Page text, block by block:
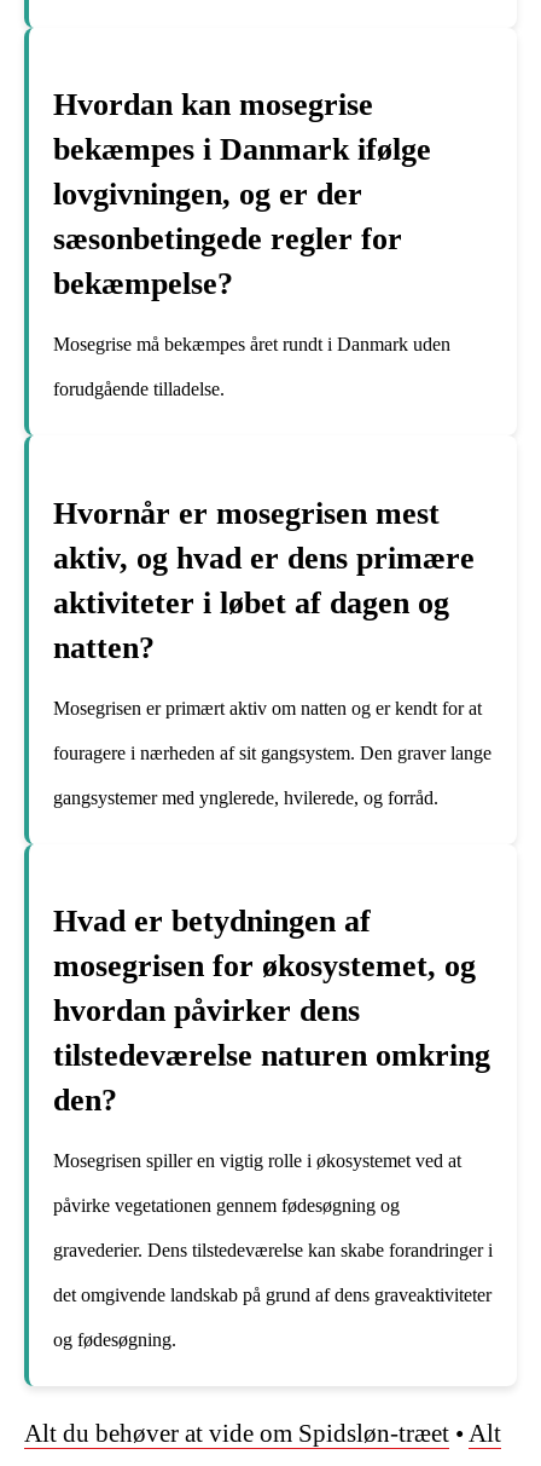
Hvordan kan mosegrise
bekæmpes i Danmark ifølge
lovgivningen, og er der
sæsonbetingede regler for
bekæmpelse?
Mosegrise må bekæmpes året rundt i Danmark uden
forudgående tilladelse.
Hvornår er mosegrisen mest
aktiv, og hvad er dens primære
aktiviteter i løbet af dagen og
natten?
Mosegrisen er primært aktiv om natten og er kendt for at
fouragere i nærheden af sit gangsystem. Den graver lange
gangsystemer med ynglerede, hvilerede, og forråd.
Hvad er betydningen af
mosegrisen for økosystemet, og
hvordan påvirker dens
tilstedeværelse naturen omkring
den?
Mosegrisen spiller en vigtig rolle i økosystemet ved at
påvirke vegetationen gennem fødesøgning og
gravederier. Dens tilstedeværelse kan skabe forandringer i
det omgivende landskab på grund af dens graveaktiviteter
og fødesøgning.
Alt du behøver at vide om Spidsløn-træet •Alt